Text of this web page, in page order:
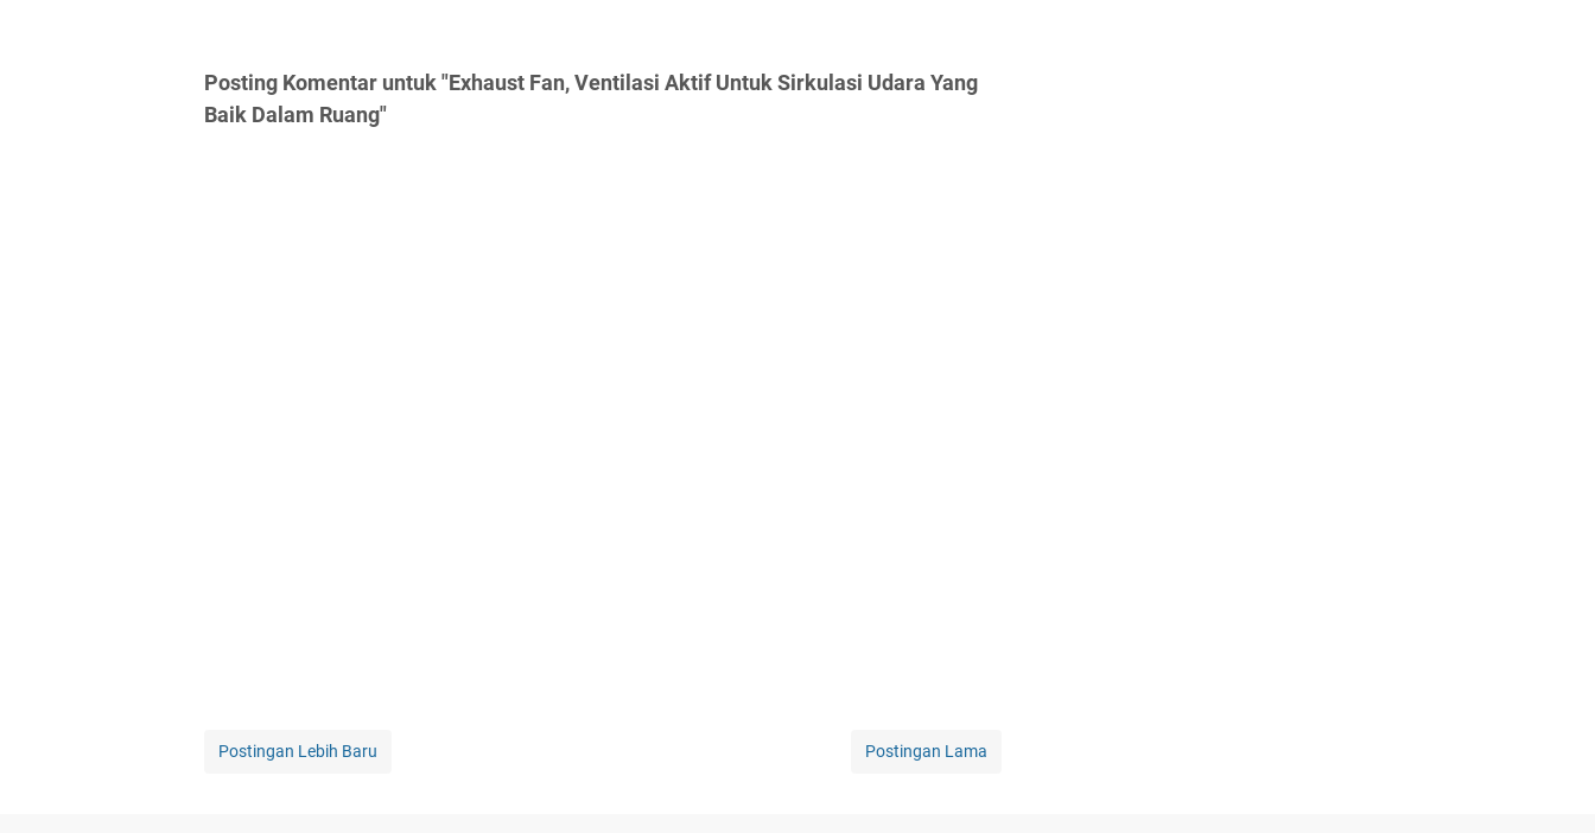
Posting Komentar untuk "Exhaust Fan, Ventilasi Aktif Untuk Sirkulasi Udara Yang
Baik Dalam Ruang"
Postingan Lebih Baru Postingan Lama